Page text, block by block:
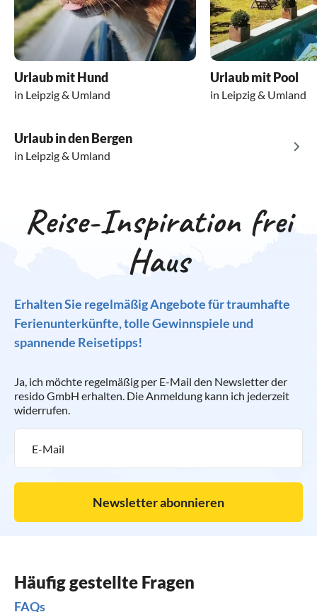
Urlaub mit Hund
in Leipzig & Umland
Urlaub mit Pool
in Leipzig & Umland
Urlaub in den Bergen
in Leipzig & Umland
Reise-Inspiration frei
Haus
Erhalten Sie regelmäßig Angebote für traumhafte
Ferienunterkünfte, tolle Gewinnspiele und
spannende Reisetipps!
Ja, ich möchte regelmäßig per E-Mail den Newsletter der
resido GmbH erhalten. Die Anmeldung kann ich jederzeit
widerrufen.
Newsletter abonnieren
Häufig gestellte Fragen
FAQs